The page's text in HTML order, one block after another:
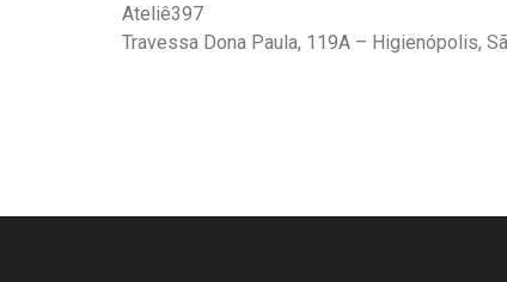
Ateliê397
Travessa Dona Paula, 119A – Higienópolis,